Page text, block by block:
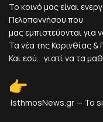
Το κοινό μας είναι
Πελοποννήσου που
μας εμπιστεύονται για
Τα νέα της Κορινθίας
Και εσύ... γιατί να τα
IsthmosNews.gr — Το